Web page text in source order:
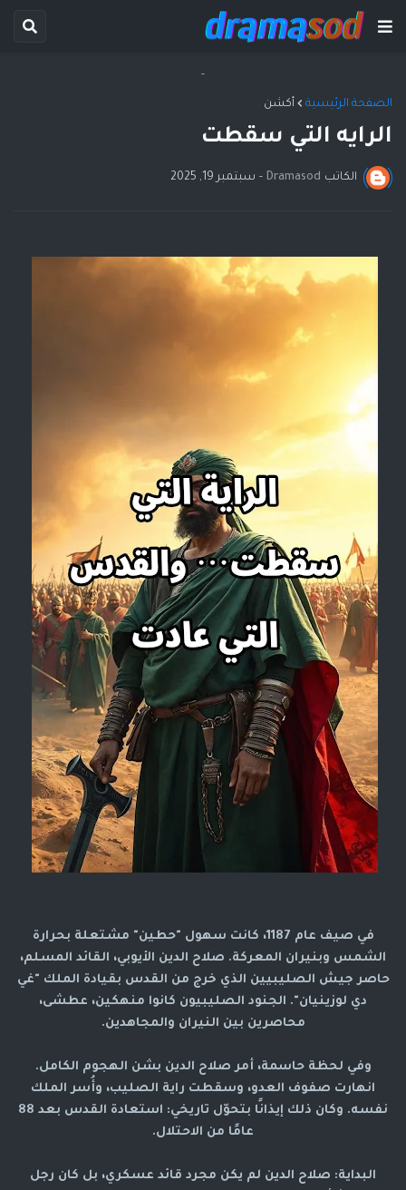
-
الصفحة الرئيسية أكشن
الرايه التي سقطت
الكاتب Dramasod
- سبتمبر 19, 2025
في صيف عام 1187، كانت سهول "حطين" مشتعلة بحرارة
الشمس وبنيران المعركة. صلاح الدين الأيوبي، القائد المسلم،
حاصر جيش الصليبيين الذي خرج من القدس بقيادة الملك "غي
دي لوزينيان". الجنود الصليبيون كانوا منهكين، عطشى،
محاصرين بين النيران والمجاهدين.
وفي لحظة حاسمة، أمر صلاح الدين بشن الهجوم الكامل.
انهارت صفوف العدو، وسقطت راية الصليب، وأُسر الملك
نفسه. وكان ذلك إيذانًا بتحوّل تاريخي: استعادة القدس بعد 88
عامًا من الاحتلال.
البداية: صلاح الدين لم يكن مجرد قائد عسكري، بل كان رجل